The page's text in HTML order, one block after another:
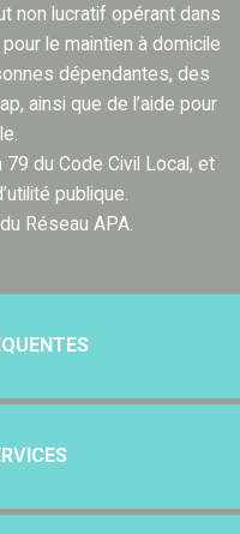
non lucratif opérant dans
le maintien à domicile
dépendantes, des
ainsi que de l’aide pour
du Code Civil Local, et
publique.
Réseau APA.